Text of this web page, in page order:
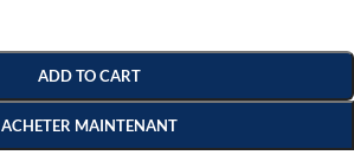
ADD TO CART
ACHETER MAINTENANT